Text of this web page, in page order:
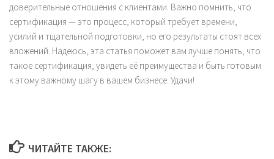
доверительные отношения с клиентами. Важно помнить, что
сертификация — это процесс, который требует времени,
усилий и тщательной подготовки, но его результаты стоят всех
вложений. Надеюсь, эта статья поможет вам лучше понять, что
такое сертификация, увидеть её преимущества и быть готовым
к этому важному шагу в вашем бизнесе. Удачи!
ЧИТАЙТЕ ТАКЖЕ: